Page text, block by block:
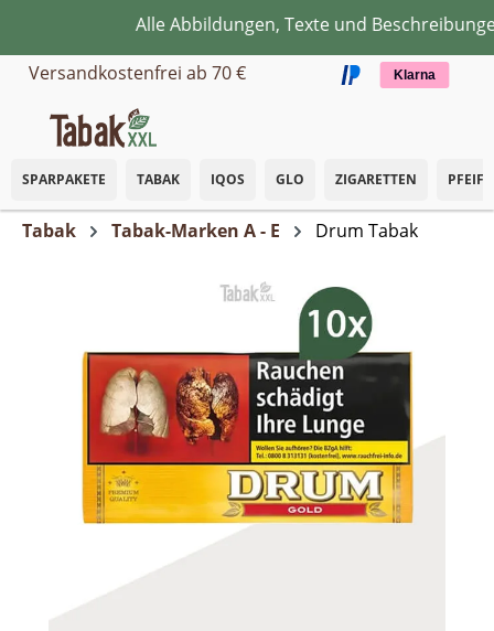
Zum Hauptinhalt springenAlle Abbildungen, Texte und
Versandkostenfrei ab 70 €
Klarna
SPARPAKETE TABAK IQOS GLO ZIGARETTEN
Tabak Tabak-Marken A - E Drum Tabak